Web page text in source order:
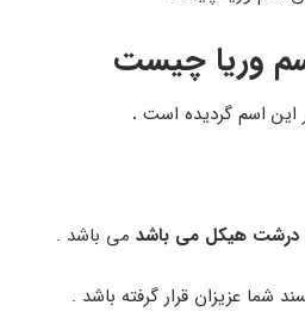
وریا چیست
اسم گردیده است.
درشت هیکل می باشدمی باشد .
شما عزیزان قرار گرفته باشد .